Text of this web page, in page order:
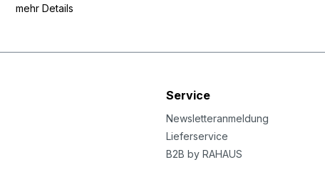
mehr Details
Service
Newsletteranmeldung
Lieferservice
B2B by RAHAUS